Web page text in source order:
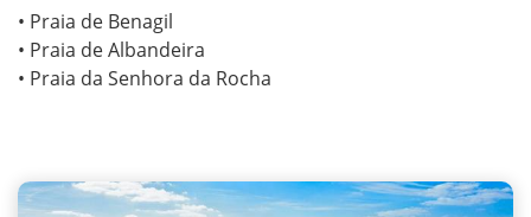
• Praia de Benagil
• Praia de Albandeira
• Praia da Senhora da Rocha